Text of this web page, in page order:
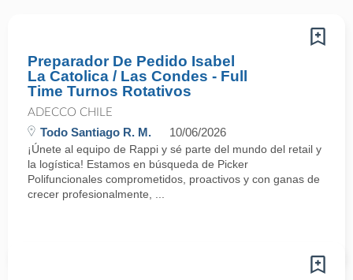
Preparador De Pedido Isabel
La Catolica / Las Condes - Full
Time Turnos Rotativos
ADECCO CHILE
Todo Santiago R. M. 10/06/2026
¡Únete al equipo de Rappi y sé parte del mundo del retail y
la logística! Estamos en búsqueda de Picker
Polifuncionales comprometidos, proactivos y con ganas de
crecer profesionalmente, ...